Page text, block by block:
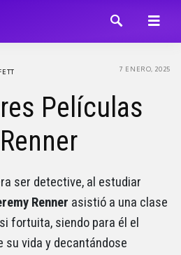
7 ENERO, 2025
Películas
ser detective, al estudiar
Renner asistió a una clase
fortuita, siendo para él el
su vida y decantándose